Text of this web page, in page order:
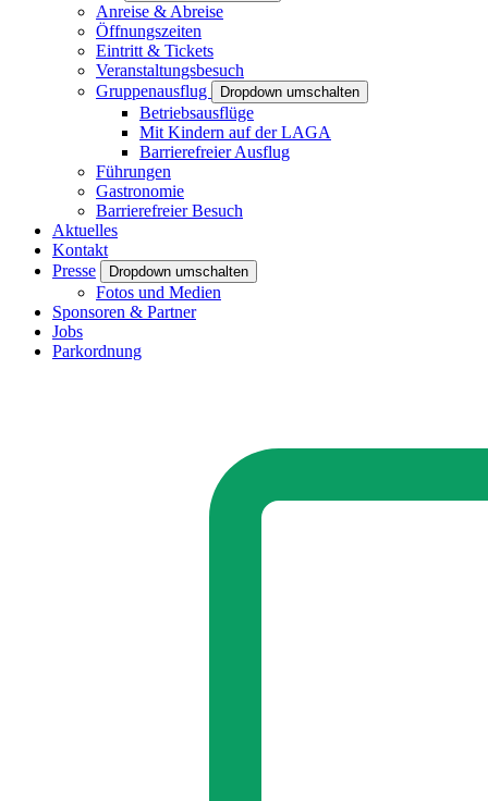
Anreise & Abreise
Öffnungszeiten
Eintritt & Tickets
Veranstaltungsbesuch
Gruppenausflug
Dropdown umschalten
Betriebsausflüge
Mit Kindern auf der LAGA
Barrierefreier Ausflug
Führungen
Gastronomie
Barrierefreier Besuch
Aktuelles
Kontakt
Presse
Dropdown umschalten
Fotos und Medien
Sponsoren & Partner
Jobs
Parkordnung